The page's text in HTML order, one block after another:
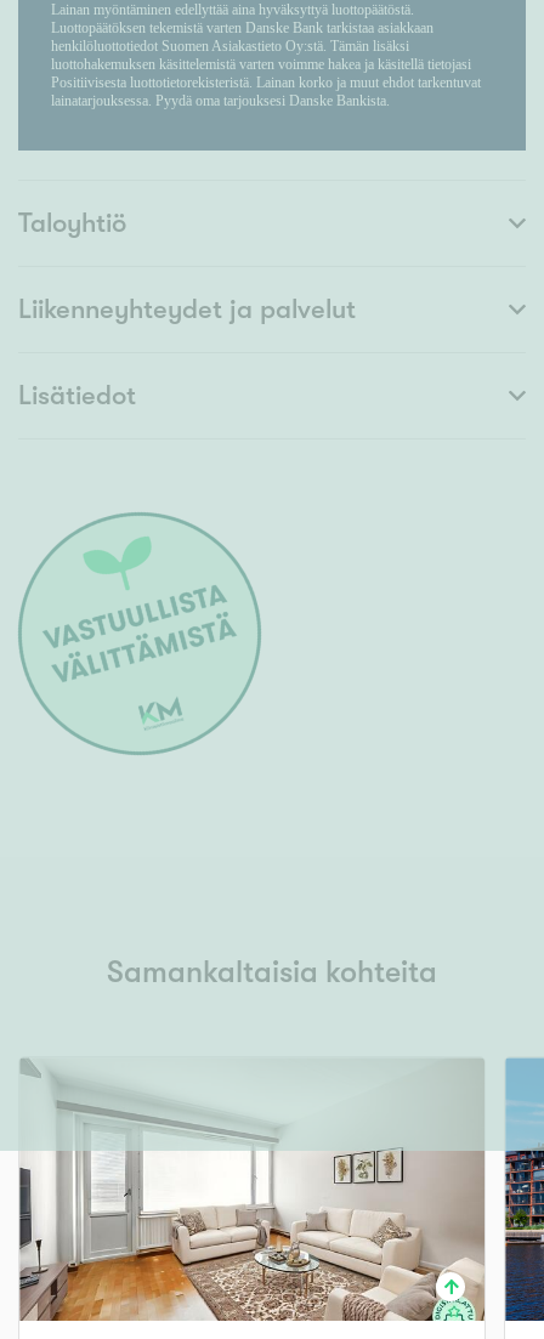
Taloyhtiö
Liikenneyhteydet ja palvelut
Lisätiedot
Samankaltaisia kohteita